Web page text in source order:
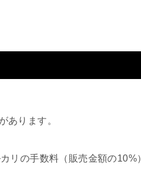
あります。
リの手数料（販売金額の10%